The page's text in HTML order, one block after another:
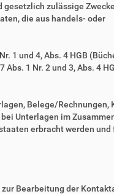
gesetzlich zulässige
die aus handels- oder
1 und 4, Abs. 4 HGB
1 Nr. 2 und 3, Abs. 4
Belege/Rechnungen,
Unterlagen im
erbracht werden und
Bearbeitung der